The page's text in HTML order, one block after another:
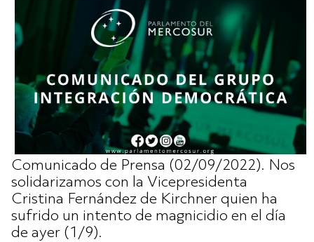
Comunicado de Prensa (02/09/2022). Nos
solidarizamos con la Vicepresidenta
Cristina Fernández de Kirchner quien ha
sufrido un intento de magnicidio en el día
de ayer (1/9).